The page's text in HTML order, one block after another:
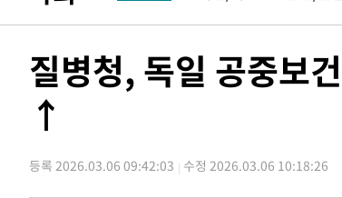
-13607초 전 >[속보]삼성전자·SK하이닉스 동반 강보합
-13561초 전 >[속보]코스피, 6300선 재탈환…1.09% 오
-10726초 전 >
례 큰 폭발음
-3703초 전 >[속보]美, 폴리실리콘 수입 규제…파생제품
질병청, 독일 공중보
↑
등록 2026.03.06 09:42:03 수정 2026.03.06 10:18:26